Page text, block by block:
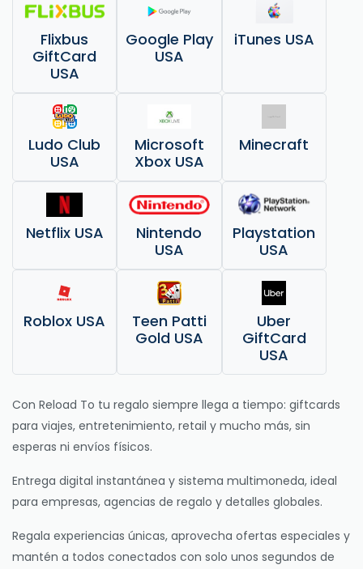
Flixbus
GiftCard
USA
Google Play
USA
iTunes USA
Ludo Club
USA
Microsoft
Xbox USA
Minecraft
Netflix USA
Nintendo
USA
Playstation
USA
Roblox USA
Teen Patti
Gold USA
Uber
GiftCard
USA
Con Reload To tu regalo siempre llega a tiempo: giftcards
para viajes, entretenimiento, retail y mucho más, sin
esperas ni envíos físicos.
Entrega digital instantánea y sistema multimoneda, ideal
para empresas, agencias de regalo y detalles globales.
Regala experiencias únicas, aprovecha ofertas especiales y
mantén a todos conectados con solo unos segundos de